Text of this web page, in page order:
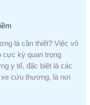
là cần thiết? Việc vô
cực kỳ quan trọng
y tế, đặc biệt là các
cứu thương, là nơi